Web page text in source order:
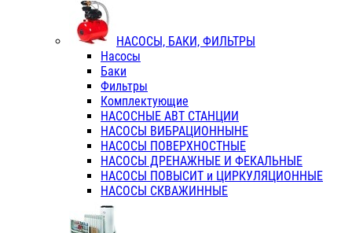
НАСОСЫ, БАКИ, ФИЛЬТРЫ
Насосы
Баки
Фильтры
Комплектующие
НАСОСНЫЕ АВТ СТАНЦИИ
НАСОСЫ ВИБРАЦИОННЫНЕ
НАСОСЫ ПОВЕРХНОСТНЫЕ
НАСОСЫ ДРЕНАЖНЫЕ И ФЕКАЛЬНЫЕ
НАСОСЫ ПОВЫСИТ и ЦИРКУЛЯЦИОННЫЕ
НАСОСЫ СКВАЖИННЫЕ